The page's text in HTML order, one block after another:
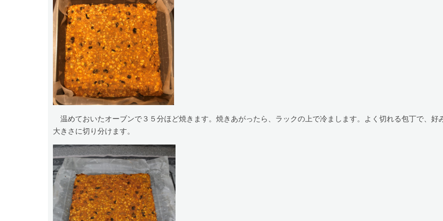
温めておいたオーブンで３５分ほど焼きます。焼きあがったら、ラックの上で冷まします。よく切れる包丁で、好
大きさに切り分けます。